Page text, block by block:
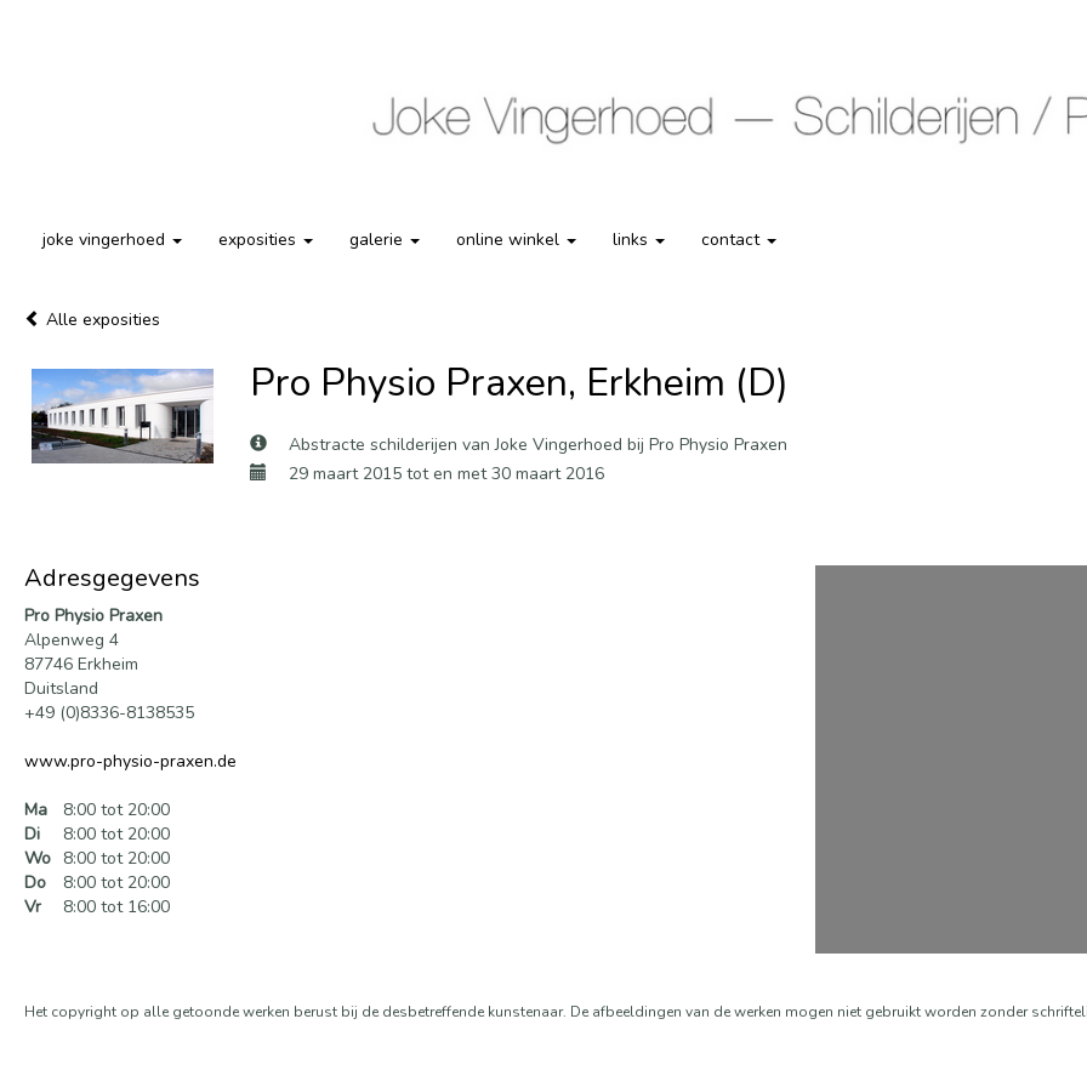
joke vingerhoed exposities galerie online winkel links contact
Alle exposities
Pro Physio Praxen, Erkheim (D)
Abstracte schilderijen van Joke Vingerhoed bij Pro Physio Praxen
29 maart 2015 tot en met 30 maart 2016
Adresgegevens
Pro Physio Praxen
Alpenweg 4
87746 Erkheim
Duitsland
+49 (0)8336-8138535
www.pro-physio-praxen.de
Ma
8:00 tot 20:00
Di
8:00 tot 20:00
Wo 8:00 tot 20:00
Do
8:00 tot 20:00
Vr
8:00 tot 16:00
Het copyright op alle getoonde werken berust bij de desbetreffende kunstenaar. De afbeeldingen van de werken mogen niet gebruikt worden zonder